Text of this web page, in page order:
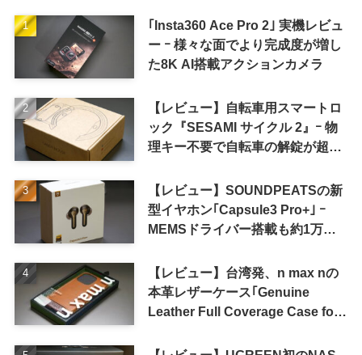
｢Insta360 Ace Pro 2｣ 実機レビュ
ー ｰ 様々な面でより完成度が増し
た8K AI搭載アクションカメラ
【レビュー】自転車用スマートロ
ック『SESAMI サイクル 2』ｰ 物
理キー不要で自転車の解錠が超簡
【レビュー】SOUNDPEATSの新
型イヤホン｢Capsule3 Pro+｣ ｰ
MEMSドライバー搭載も約1万円
【レビュー】台湾発、n max nの
本革レザーケース｢Genuine
Leather Full Coverage Case for